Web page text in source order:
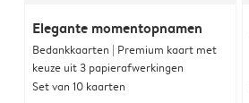
Elegante momentopnamen
Bedankkaarten | Premium kaart met
keuze uit 3 papierafwerkingen
Set van 10 kaarten